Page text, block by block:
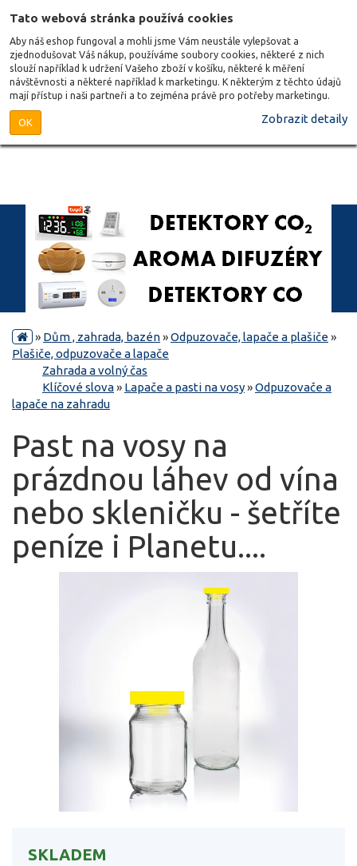
Tato webová stránka používá cookies
Aby náš eshop fungoval a mohli jsme Vám neustále vylepšovat a
zjednodušovat Váš nákup, používáme soubory cookies, některé z nich
slouží například k udržení Vašeho zboží v košíku, některé k měření
návštěvnosti a některé například k marketingu. K některým z těchto údajů
mají přístup i naši partneři a to zejména právě pro potřeby marketingu.
OK Zobrazit detaily
» Dům , zahrada, bazén»Odpuzovače, lapače a plašiče»
Plašiče, odpuzovače a lapače
Zahrada a volný čas
Klíčové slova» Lapače a pasti na vosy»Odpuzovače a
lapače na zahradu
Past na vosy na
prázdnou láhev od vína
nebo skleničku - šetříte
peníze i Planetu....
SKLADEM